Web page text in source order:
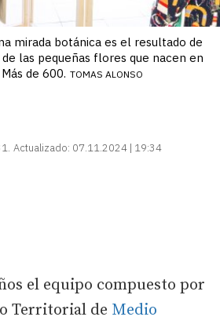
mirada botánica es el resultado de
las pequeñas flores que nacen en
de 600. TOMAS ALONSO
Actualizado: 07.11.2024 | 19:34
el equipo compuesto por
Territorial de Medio